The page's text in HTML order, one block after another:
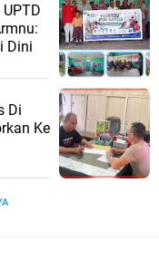
Dini
Di
Ke